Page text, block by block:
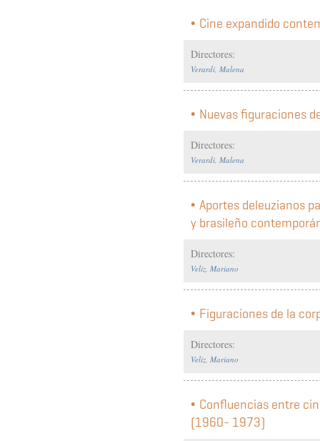
Cine expandido
Directores:
Verardi, Malena
Nuevas figuraciones
Directores:
Verardi, Malena
Aportes deleuzianos
y brasileño
Directores:
Veliz, Mariano
Figuraciones de la
Directores:
Veliz, Mariano
Confluencias entre
(1960- 1973)